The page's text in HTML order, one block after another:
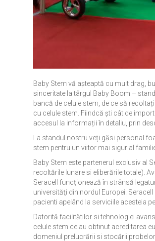
Baby Stem vă așteaptă cu mult drag,
sinceritate la târgul Baby Boom –
bancă de celule stem, de ce să
cu celule stem. Fiindcă ști cât de
accesul la informații în detaliu, prin
La standul nostru veți găsi personal
stem pentru un viitor mai sigur al
Baby Stem este partenerul exclusiv al
recoltările lunare si eliberările totale).
Seracell funcţionează în strânsă
universităţi din nordul Europei.
pacienti apelând la serviciile acesteia
Datorită facilitătilor si tehnologiei
celule stem ce au obtinut acreditarea
domeniul prelucrării si stocării